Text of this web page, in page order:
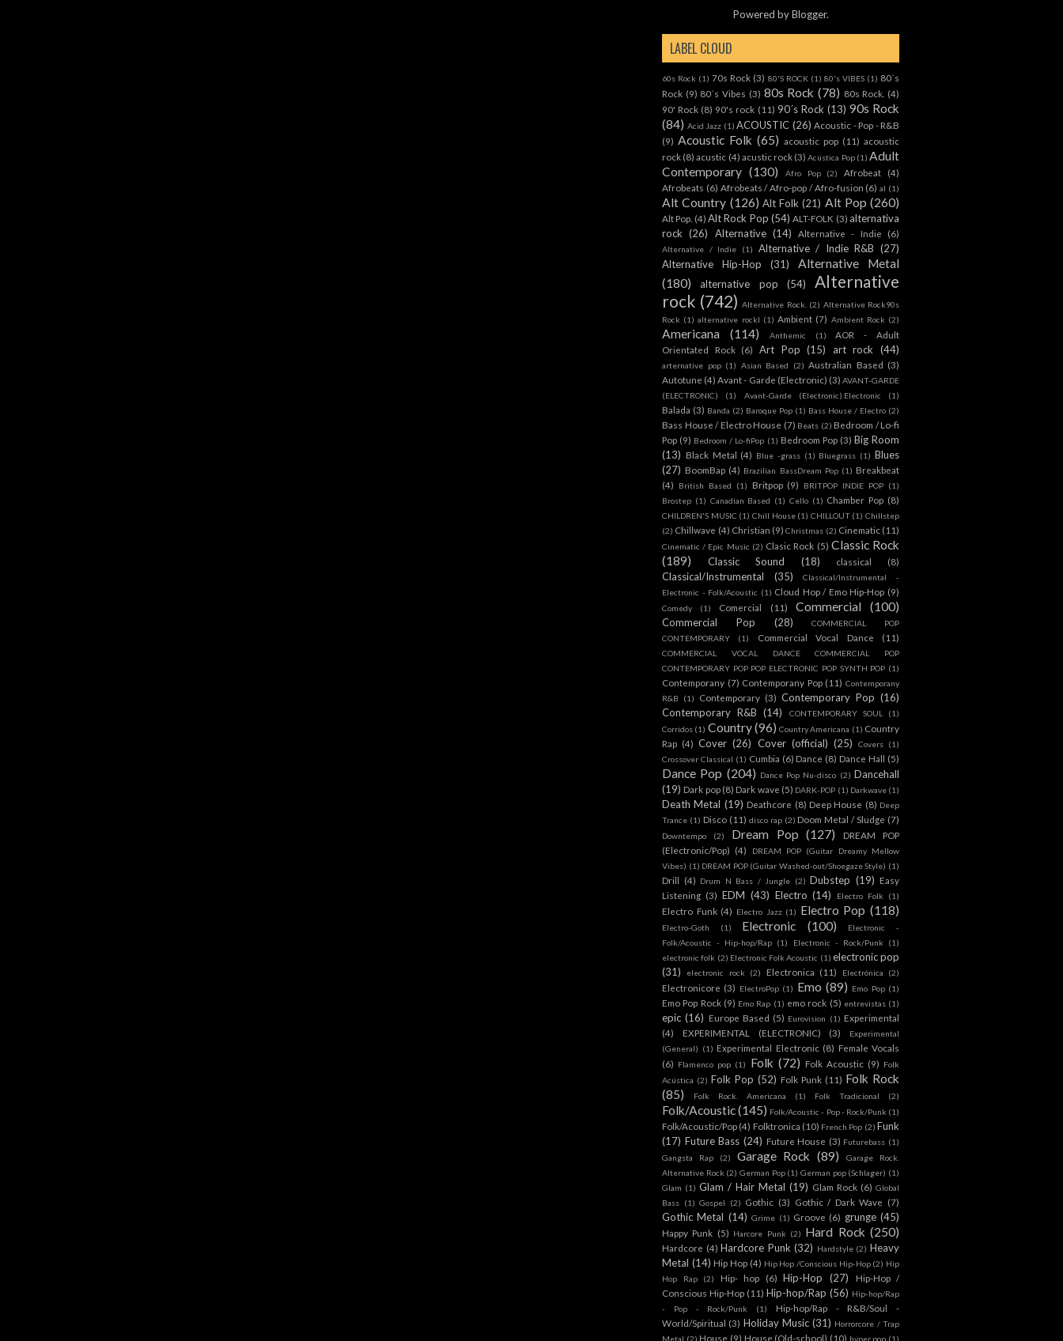
Powered byBlogger.
LABEL CLOUD
60s Rock (1) 70s Rock (3) 80'S ROCK (1) 80's VIBES (1) 80´s
Rock (9) 80´s Vibes (3) 80s Rock (78) 80s Rock. (4)
90' Rock (8) 90's rock (11) 90´s Rock (13) 90s Rock
(84) Acid Jazz (1) ACOUSTIC (26) Acoustic - Pop - R&B
(9) Acoustic Folk (65) acoustic pop (11) acoustic
rock (8) acustic (4) acustic rock (3) Acústica Pop (1) Adult
Contemporary (130) Afro Pop (2) Afrobeat
(4)
Afrobeats (6) Afrobeats / Afro-pop / Afro-fusion (6) al (1)
Alt Country (126) Alt Folk (21) Alt Pop (260)
Alt Pop. (4) Alt Rock Pop (54) ALT-FOLK (3) alternativa
rock (26) Alternative (14) Alternative - Indie (6)
Alternative / Indie (1) Alternative / Indie R&B (27)
Alternative Hip-Hop
(31)
Alternative Metal
(180)
alternative pop (54)
Alternative
rock (742) Alternative Rock. (2) Alternative Rock90s
Rock (1) alternative rockl (1) Ambient (7) Ambient Rock (2)
Americana (114) Anthemic (1)
AOR - Adult
Orientated Rock (6) Art Pop (15) art rock (44)
arternative pop (1) Asian Based (2) Australian Based (3)
Autotune (4) Avant - Garde (Electronic) (3) AVANT-GARDE
(ELECTRONIC)
(1) Avant-Garde (Electronic).Electronic (1)
Balada (3) Banda (2) Baroque Pop (1) Bass House / Electro (2)
Bass House / Electro House (7) Beats (2) Bedroom / Lo-fi
Pop (9) Bedroom / Lo-fiPop (1) Bedroom Pop (3) Big Room
(13) Black Metal (4) Blue -grass (1) Bluegrass (1) Blues
(27) BoomBap (4) Brazilian BassDream Pop (1) Breakbeat
(4)
British Based (1) Britpop (9) BRITPOP INDIE POP (1)
Brostep (1) Canadian Based (1) Cello (1) Chamber Pop (8)
CHILDREN'S MUSIC (1) Chill House (1) CHILLOUT (1) Chillstep
(2) Chillwave (4) Christian (9) Christmas (2) Cinematic (11)
Cinematic / Epic Music (2) Clasic Rock (5) Classic Rock
(189)
Classic Sound (18) classical (8)
Classical/Instrumental (35)
Classical/Instrumental -
Electronic - Folk/Acoustic (1) Cloud Hop / Emo Hip-Hop (9)
Comedy (1) Comercial (11) Commercial (100)
Commercial Pop (28)
COMMERCIAL POP
CONTEMPORARY
(1) Commercial Vocal Dance (11)
COMMERCIAL VOCAL DANCE COMMERCIAL POP
CONTEMPORARY POP POP ELECTRONIC POP SYNTH POP (1)
Contemporany (7) Contemporany Pop (11) Contemporany
R&B
(1) Contemporary (3) Contemporary Pop (16)
Contemporary R&B (14) CONTEMPORARY SOUL
(1)
Corridos (1) Country(96) Country Americana (1) Country
Rap (4) Cover (26) Cover (official) (25) Covers (1)
Crossover Classical (1) Cumbia (6) Dance (8) Dance Hall (5)
Dance Pop (204) Dance Pop Nu-disco (2) Dancehall
(19) Dark pop (8) Dark wave (5) DARK-POP (1) Darkwave (1)
Death Metal (19) Deathcore (8) Deep House (8) Deep
Trance (1) Disco (11) disco rap (2) Doom Metal / Sludge (7)
Downtempo (2) Dream Pop (127)
DREAM POP
(Electronic/Pop) (4)
DREAM POP (Guitar Dreamy Mellow
Vibes) (1) DREAM POP (Guitar Washed-out/Shoegaze Style) (1)
Drill (4) Drum N Bass / Jungle (2) Dubstep (19) Easy
Listening (3) EDM (43) Electro (14) Electro Folk (1)
Electro Funk (4) Electro Jazz (1) Electro Pop (118)
Electro-Goth (1) Electronic (100)
Electronic -
Folk/Acoustic - Hip-hop/Rap (1) Electronic - Rock/Punk
(1)
electronic folk (2) Electronic Folk Acoustic (1) electronic pop
(31)
electronic rock (2) Electronica (11) Electrónica (2)
Electronicore (3) ElectroPop (1) Emo (89) Emo Pop (1)
Emo Pop Rock (9) Emo Rap (1) emo rock (5) entrevistas (1)
epic (16) Europe Based (5) Eurovision (1) Experimental
(4)
EXPERIMENTAL (ELECTRONIC) (3)
Experimental
(General) (1) Experimental Electronic (8) Female Vocals
(6) Flamenco pop (1) Folk (72) Folk Acoustic (9) Folk
Acústica (2) Folk Pop (52) Folk Punk (11) Folk Rock
(85)
Folk Rock. Americana (1) Folk Tradicional (2)
Folk/Acoustic(145) Folk/Acoustic - Pop - Rock/Punk (1)
Folk/Acoustic/Pop (4) Folktronica (10) French Pop (2) Funk
(17) Future Bass (24) Future House (3) Futurebass (1)
Gangsta Rap
(2) Garage Rock (89)
Garage Rock.
Alternative Rock (2) German Pop (1) German pop (Schlager) (1)
Glam (1) Glam / Hair Metal (19) Glam Rock (6) Global
Bass (1) Gospel (2) Gothic (3) Gothic / Dark Wave (7)
Gothic Metal (14) Grime (1) Groove (6) grunge (45)
Happy Punk (5) Harcore Punk (2) Hard Rock (250)
Hardcore (4) Hardcore Punk (32) Hardstyle (2) Heavy
Metal (14) Hip Hop (4) Hip Hop /Conscious Hip-Hop (2) Hip
Hop Rap
(2) Hip- hop (6) Hip-Hop (27)
Hip-Hop /
Conscious Hip-Hop (11) Hip-hop/Rap (56) Hip-hop/Rap
- Pop - Rock/Punk
(1)
Hip-hop/Rap - R&B/Soul -
World/Spiritual (3) Holiday Music (31) Horrorcore / Trap
Metal (2) House (9) House (Old-school) (10) hyper pop (1)